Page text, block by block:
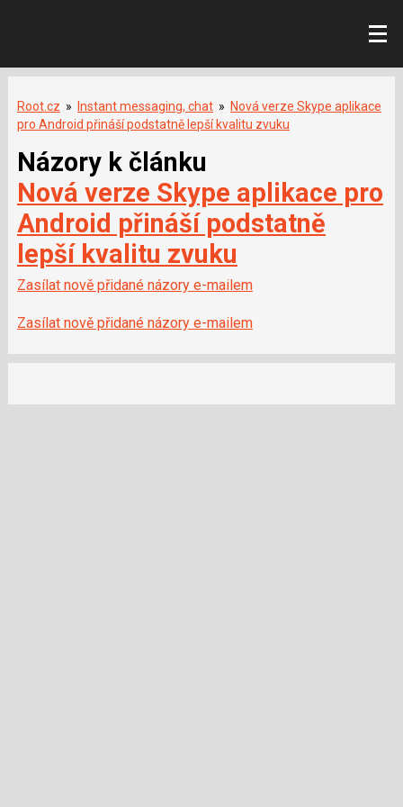
Root.cz » Instant messaging, chat » Nová verze Skype aplikace
pro Android přináší podstatně lepší kvalitu zvuku
Názory k článku
Nová verze Skype aplikace pro
Android přináší podstatně
lepší kvalitu zvuku
Zasílat nově přidané názory e-mailem
Zasílat nově přidané názory e-mailem